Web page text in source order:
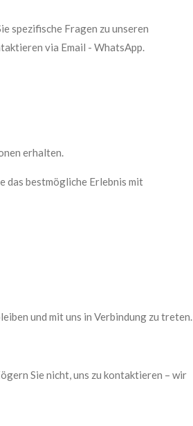
spezifische Fragen zu unseren
via Email - WhatsApp.
erhalten.
das bestmögliche Erlebnis mit
und mit uns in Verbindung zu treten.
Sie nicht, uns zu kontaktieren – wir